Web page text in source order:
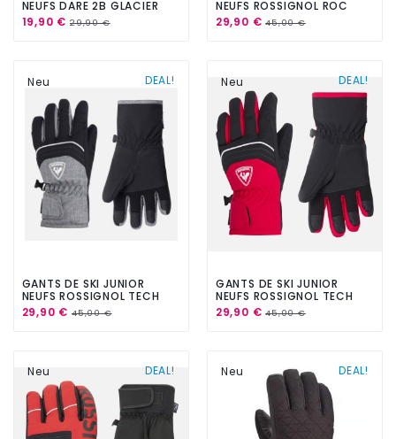
NEUFS DARE 2B GLACIER
GLOVE FIG
19,90 € 29,90 €
NEUFS ROSSIGNOL ROC
IMPR BLACK
29,90 €45,00 €
DEAL!
Neu
GANTS DE SKI JUNIOR
NEUFS ROSSIGNOL TECH
IMPR HEATHER GREY
29,90 € 45,00 €
DEAL!
Neu
GANTS DE SKI JUNIOR
NEUFS ROSSIGNOL TECH
IMPR RED
29,90 €45,00 €
DEAL!
Neu DEAL!
Neu